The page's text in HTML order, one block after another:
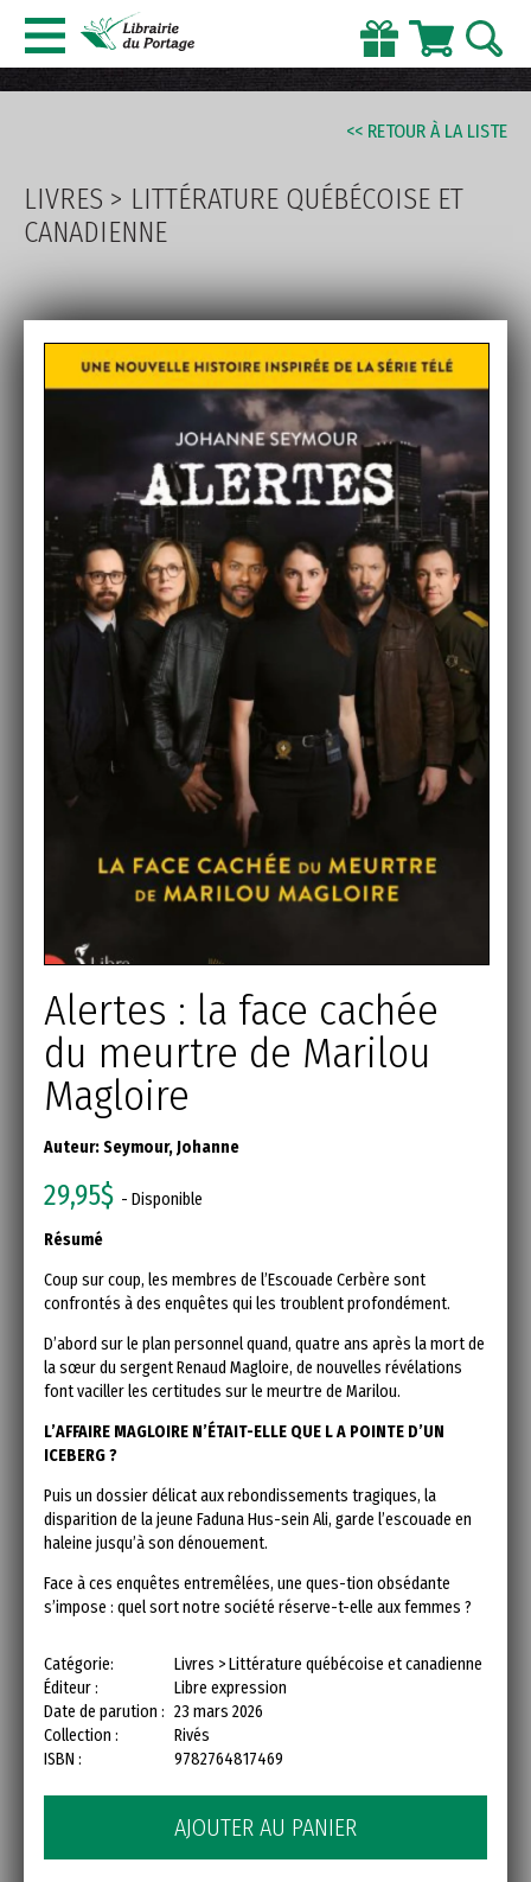
AVANCÉE
<< RETOUR À LA LISTE
LIVRES > LITTÉRATURE QUÉBÉCOISE ET
CANADIENNE
Alertes : la face cachée
du meurtre de Marilou
Magloire
Auteur:Seymour, Johanne
29,95$ - Disponible
Résumé
Coup sur coup, les membres de l’Escouade Cerbère sont
confrontés à des enquêtes qui les troublent profondément.
D’abord sur le plan personnel quand, quatre ans après la mort de
la sœur du sergent Renaud Magloire, de nouvelles révélations
font vaciller les certitudes sur le meurtre de Marilou.
L’AFFAIRE MAGLOIRE N’ÉTAIT-ELLE QUE L A POINTE D’UN
ICEBERG ?
Puis un dossier délicat aux rebondissements tragiques, la
disparition de la jeune Faduna Hus-sein Ali, garde l’escouade en
haleine jusqu’à son dénouement.
Face à ces enquêtes entremêlées, une ques-tion obsédante
s’impose : quel sort notre société réserve-t-elle aux femmes ?
Catégorie:
Livres > Littérature québécoise et canadienne
Éditeur :
Libre expression
Date de parution : 23 mars 2026
Collection :
Rivés
ISBN :
9782764817469
AJOUTER AU PANIER